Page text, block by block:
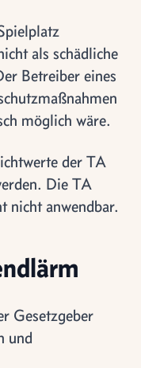
als schädliche
Betreiber eines
möglich wäre.
der TA
Die TA
nicht anwendbar.
Gesetzgeber
und